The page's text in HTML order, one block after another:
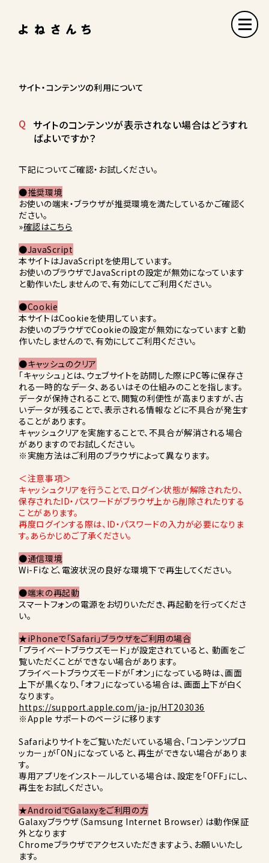
サイト・コンテンツの利用について
Q サイトのコンテンツが表示されない場合はどうすれ
ばよいですか？
下記についてご確認・お試しください。
●推奨環境
お使いの端末・ブラウザが推奨環境を満たしているかご確認く
ださい。
»確認はこちら
●JavaScript
本サイトはJavaScriptを使用しています。
お使いのブラウザでJavaScriptの設定が無効になっています
と動作いたしませんので、有効にしてご利用ください。
●Cookie
本サイトはCookieを使用しています。
お使いのブラウザでCookieの設定が無効になっていますと動
作いたしませんので、有効にしてご利用ください。
●キャッシュのクリア
「キャッシュ」とは、ウェブサイトを訪問した際にPC等に保存さ
れる一時的なデータ、あるいはその仕組みのことを指します。
データが保持されることで、閲覧の利便性が高まりますが、古
いデータが残ることで、表示される情報などに不具合が発生す
ることがあります。
キャッシュクリアを実施することで、不具合が解消される場合
がありますのでお試しください。
※実施方法はご利用のブラウザによって異なります。
＜注意事項＞
キャッシュクリアを行うことで、ログイン状態が解除されたり、
保存されたID・パスワードがブラウザ上から削除されたりする
ことがあります。
再度ログインする際は、ID・パスワードの入力が必要になりま
す。あらかじめご了承ください。
●通信環境
Wi-Fiなど、電波状況の良好な環境下で再生してください。
●端末の再起動
スマートフォンの電源をお切りいただき、再起動を行ってくださ
い。
★iPhoneで「Safari」ブラウザをご利用の場合
「プライベートブラウズモード」が設定されていると、 動画をご
覧いただくことができない場合があります。
プライベートブラウズモードが「オン」になっている時は、画面
上下が黒くなり、「オフ」になっている場合は、画面上下が白く
なります。
https://support.apple.com/ja-jp/HT203036
※Apple サポートのページに移ります
Safariよりサイトをご覧いただいている場合、「コンテンツブロ
ッカー」が「ON」になっていると、再生ができない場合がありま
す。
専用アプリをインストールしている場合は、設定を「OFF」にし、
再生をお試しください。
★AndroidでGalaxyをご利用の方
Galaxyブラウザ（Samsung Internet Browser）は動作保証
外となります
Chromeブラウザでアクセスいただきますよう、お願いいたし
ます。